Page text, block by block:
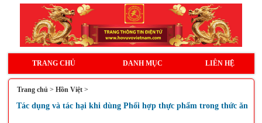
TRANG CHỦ DANH MỤC LIÊN HỆ
Trang chủ > Hồn Việt>
Tác dụng và tác hại khi dùng Phối hợp thực phẩm trong thức ăn